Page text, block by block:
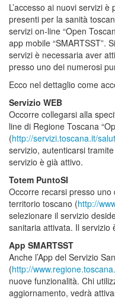
L’accesso ai nuovi servizi
presenti per la sanità
servizi on-line “Open
app mobile “SMARTSST”.
servizi è necessaria aver
presso uno dei numerosi
Ecco nel dettaglio come
Servizio WEB
Occorre collegarsi alla
line di Regione Toscana
(http://servizi.toscana.it/
servizio, autenticarsi
servizio è già attivo.
Totem PuntoSI
Occorre recarsi presso uno
territorio toscano (http://
selezionare il servizio
sanitaria attivata. Il servizio
App SMARTSST
Anche l’App del Servizio
(http://
nuove funzionalità. Chi
aggiornamento, vedrà